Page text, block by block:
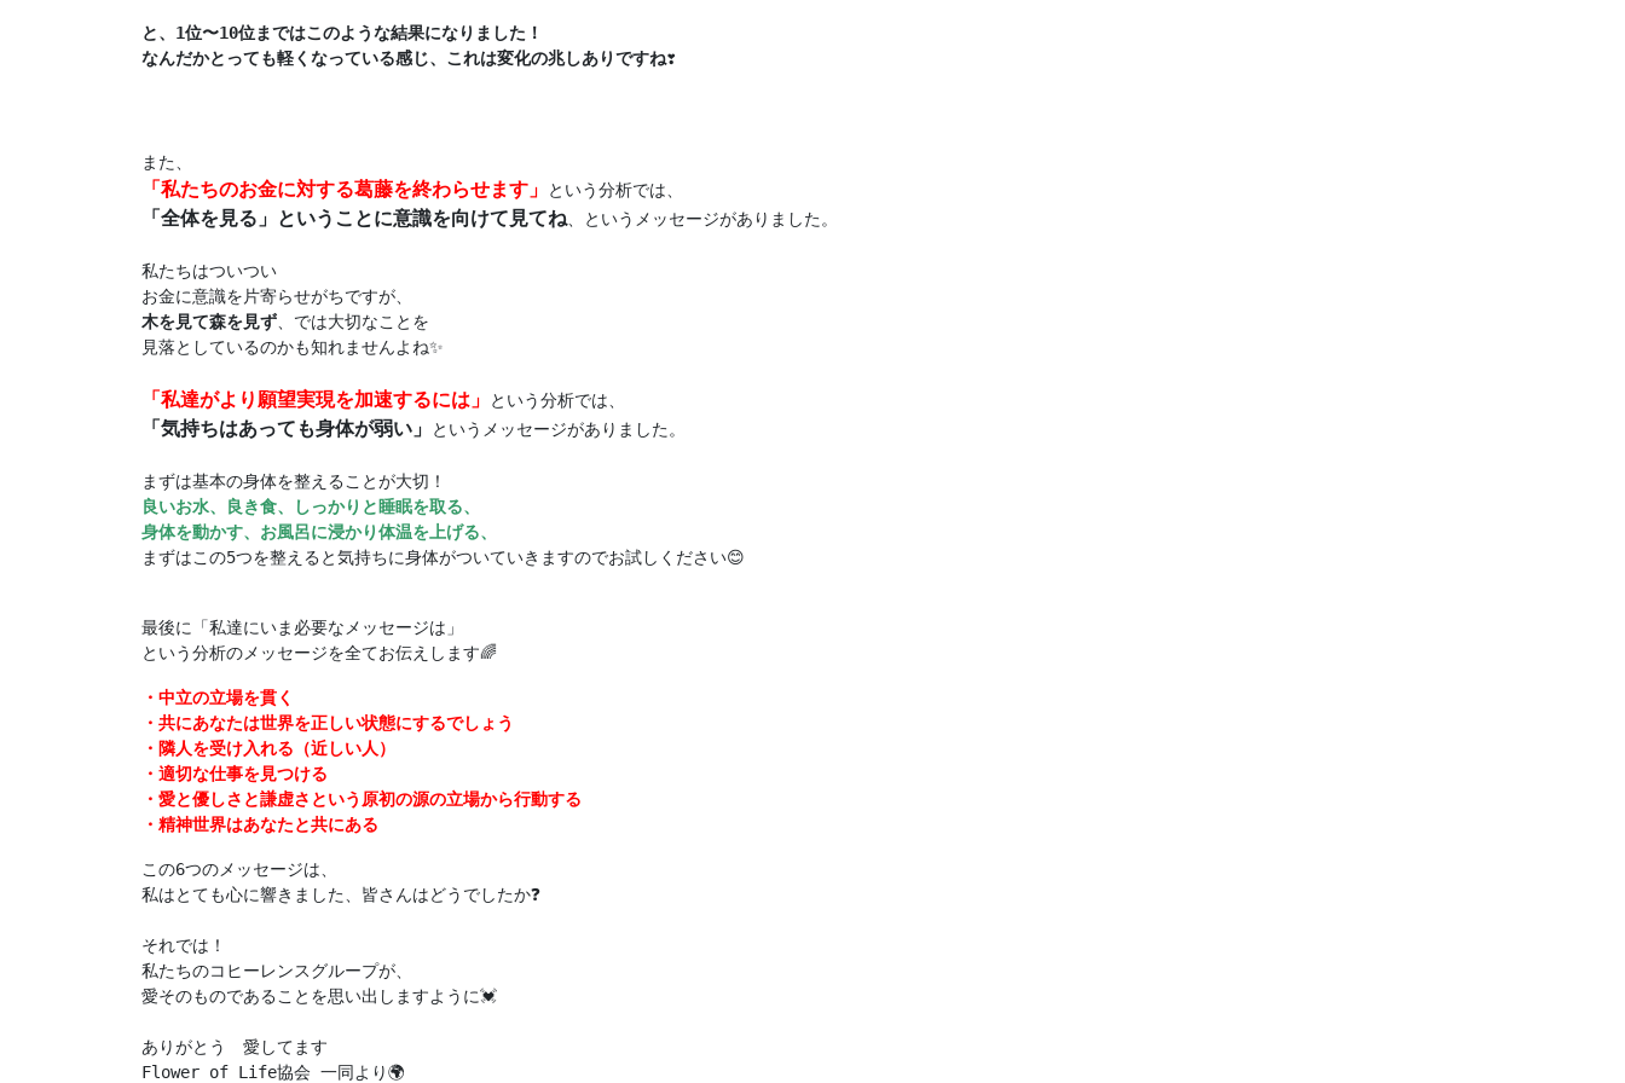
と、1位〜10位まではこのような結果になりました！
なんだかとっても軽くなっている感じ、これは変化の兆しありですね❣️
「私たちのお金に対する葛藤を終わらせます」
「全体を見る」ということに意識を向けて見てね、というメッセージがありました。
私たちはついつい
木を見て森を見ず、では大切なことを
見落としているのかも知れませんよね✨
「私達がより願望実現を加速するには」
「気持ちはあっても身体が弱い」 というメッセージがありました。
良いお水、良き食、しっかりと睡眠を取る、
身体を動かす、お風呂に浸かり体温を上げる、
まずはこの5つを整えると気持ちに身体がついていきますのでお試しください😊
最後に「私達にいま必要なメッセージは」
という分析のメッセージを全てお伝えします🌈
・中立の立場を貫く
・共にあなたは世界を正しい状態にするでしょう
・隣人を受け入れる（近しい人）
・適切な仕事を見つける
・愛と優しさと謙虚さという原初の源の立場から行動する
・精神世界はあなたと共にある
この6つのメッセージは、
私はとても心に響きました、皆さんはどうでしたか❓
それでは！
私たちのコヒーレンスグループが、
愛そのものであることを思い出しますように💓
ありがとう　愛してます
Flower of Life協会 一同より🌍